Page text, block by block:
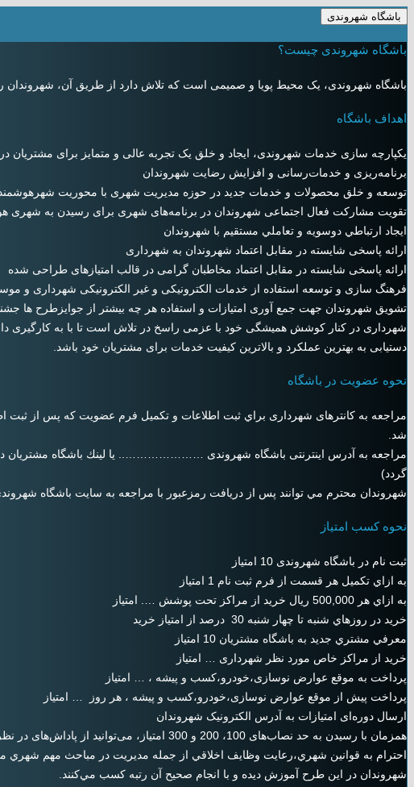
باشگاه شهروندی
باشگاه شهروندی چیست؟
باشگاه شهروندی، یک محیط پویا و صمیمی است که تلاش دارد از طریق آن، شهروندان
اهداف باشگاه
یکپارچه ‌سازی خدمات شهروندی، ایجاد و خلق یک تجربه عالی و متمایز برای
برنامه‌ریزی و خدمات‌رسانی و افزایش رضایت شهروندان
توسعه و خلق محصولات و خدمات جدید در حوزه مدیریت شهری با محوریت شهرهوشمند
تقویت مشارکت فعال اجتماعی شهروندان در برنامه‌های شهری برای رسیدن به شهری
ايجاد ارتباطي دوسويه و تعاملي مستقيم با شهروندان
ارائه پاسخی شایسته در مقابل اعتماد شهروندان به شهرداری
ارائه پاسخی شایسته در مقابل اعتماد مخاطبان گرامی در قالب امتیازهای طراحی شده
فرهنگ سازی و توسعه استفاده از خدمات الکترونیکی و غیر الکترونیکی شهرداری و
تشویق شهروندان جهت جمع آوری امتیازات و استفاده هر چه بیشتر از جوایزطرح ها
شهرداری در کنار کوشش همیشگی خود با عزمی راسخ در تلاش است تا با به کارگیری
دستیابی به بهترین عملکرد و بالاترین کیفیت خدمات برای مشتریان خود باشد.
نحوه عضویت در باشگاه
مراجعه به كانترهای شهرداری براي ثبت اطلاعات و تكميل فرم عضويت كه پس از ثبت
شد.
مراجعه به آدرس اینترنتی باشگاه شهروندی ………………….. یا لينك باشگاه مشتريان
گردد)
شهروندان محترم مي توانند پس از دريافت رمزعبور با مراجعه به سايت باشگاه
نحوه کسب امتیاز
ثبت نام در باشگاه شهروندی 10 امتياز
به ازاي تكميل هر قسمت از فرم ثبت نام 1 امتياز
به ازاي هر 500,000 ريال خريد از مراکز تحت پوشش …. امتياز
خريد در روزهاي شنبه تا چهار شنبه 30 درصد از امتياز خريد
معرفي مشتري جديد به باشگاه مشتريان 10 امتياز
خرید از مراکز خاص مورد نظر شهرداری … امتیاز
پرداخت به موقع عوارض نوسازی،خودرو،کسب و پیشه ، … امتیاز
پرداخت پیش از موقع عوارض نوسازی،خودرو،کسب و پیشه ، هر روز … امتیاز
ارسال دوره‌ای امتیازات به آدرس الکترونیک شهروندان
همزمان با رسیدن به حد نصاب‌های 100، 200 و 300 امتیاز، می‌توانید از پاداش‌های در نظر گرفته شده بهره مند گردید.
احترام به قوانين شهري،رعايت وظايف اخلاقي از جمله مديريت در مباحث مهم شهري
شهروندان در این طرح آموزش دیده و با انجام صحيح آن رتبه كسب مي‌كنند.